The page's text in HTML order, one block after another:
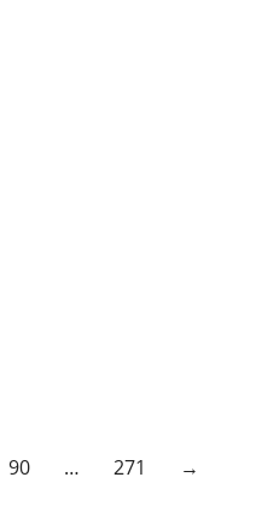
90 … 271 →